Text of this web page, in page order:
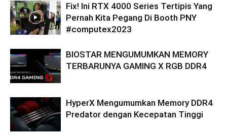
Fix! Ini RTX 4000 Series Tertipis Yang
Pernah Kita Pegang Di Booth PNY
#computex2023
BIOSTAR MENGUMUMKAN MEMORY
TERBARUNYA GAMING X RGB DDR4
HyperX Mengumumkan Memory DDR4
Predator dengan Kecepatan Tinggi